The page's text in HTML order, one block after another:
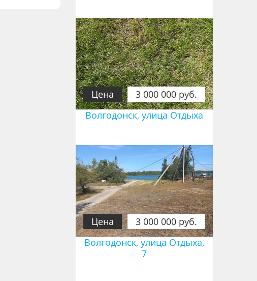
3 000 000 руб.
Цена
Волгодонск, улица Отдыха
3 000 000 руб.
Цена
Волгодонск, улица Отдыха,
7